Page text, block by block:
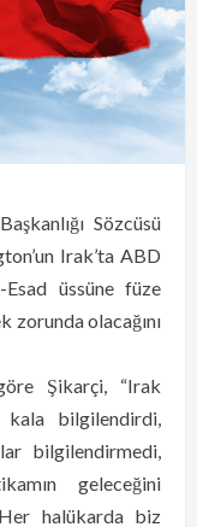
Sözcüsü
Irak’ta ABD
üssüne füze
zorunda olacağını
Şikarçi, “Irak
kala bilgilendirdi,
bilgilendirmedi,
geleceğini
halükarda biz